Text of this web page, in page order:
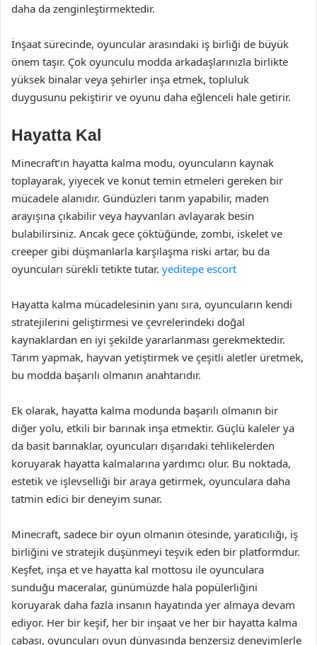
daha da zenginleştirmektedir.
İnşaat sürecinde, oyuncular arasındaki iş birliği de büyük
önem taşır. Çok oyunculu modda arkadaşlarınızla birlikte
yüksek binalar veya şehirler inşa etmek, topluluk
duygusunu pekiştirir ve oyunu daha eğlenceli hale getirir.
Hayatta Kal
Minecraft’ın hayatta kalma modu, oyuncuların kaynak
toplayarak, yiyecek ve konut temin etmeleri gereken bir
mücadele alanıdır. Gündüzleri tarım yapabilir, maden
arayışına çıkabilir veya hayvanları avlayarak besin
bulabilirsiniz. Ancak gece çöktüğünde, zombi, iskelet ve
creeper gibi düşmanlarla karşılaşma riski artar, bu da
oyuncuları sürekli tetikte tutar. yeditepe escort
Hayatta kalma mücadelesinin yanı sıra, oyuncuların kendi
stratejilerini geliştirmesi ve çevrelerindeki doğal
kaynaklardan en iyi şekilde yararlanması gerekmektedir.
Tarım yapmak, hayvan yetiştirmek ve çeşitli aletler üretmek,
bu modda başarılı olmanın anahtarıdır.
Ek olarak, hayatta kalma modunda başarılı olmanın bir
diğer yolu, etkili bir barınak inşa etmektir. Güçlü kaleler ya
da basit barınaklar, oyuncuları dışarıdaki tehlikelerden
koruyarak hayatta kalmalarına yardımcı olur. Bu noktada,
estetik ve işlevselliği bir araya getirmek, oyunculara daha
tatmin edici bir deneyim sunar.
Minecraft, sadece bir oyun olmanın ötesinde, yaratıcılığı, iş
birliğini ve stratejik düşünmeyi teşvik eden bir platformdur.
Keşfet, inşa et ve hayatta kal mottosu ile oyunculara
sunduğu maceralar, günümüzde hala popülerliğini
koruyarak daha fazla insanın hayatında yer almaya devam
ediyor. Her bir keşif, her bir inşaat ve her bir hayatta kalma
çabası, oyuncuları oyun dünyasında benzersiz deneyimlerle